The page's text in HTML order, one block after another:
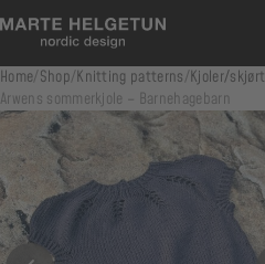
Home/Shop/Knitting patterns/Kjoler/skjørt
Arwens sommerkjole – Barnehagebarn